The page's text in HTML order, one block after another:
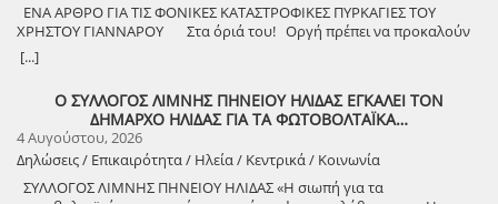
ΕΝΑ ΑΡΘΡΟ ΓΙΑ ΤΙΣ ΦΟΝΙΚΕΣ ΚΑΤΑΣΤΡΟΦΙΚΕΣ ΠΥΡΚΑΓΙΕΣ ΤΟΥ
ΧΡΗΣΤΟΥ ΓΙΑΝΝΑΡΟΥ Στα όριά του! Οργή πρέπει να προκαλούν
τα αναμασήματα του πρωθυπουργού και κυβερνητικών στελεχών,
που παίζουν την κασέτα της «κλιματικής αλλαγής» και της ατομικής
Αποκορύφωμα ήταν η δήλωση του υπουργού Πολιτικής Προστασίας,
ότι ο κρατικός μηχανισμός έχει φτάσει «στα όριά του», όταν πριν από
λίγους μήνες, η κυβέρνηση πανηγύριζε ότι η αντιπυρική περίοδος
ξεκινάει με τις καλύτερες δυνατές προϋποθέσεις! Χρειάστηκαν μόνο
λίγες εβδομάδες για να γίνει στάχτη το αφήγημα, με πέντε νεκρούς
[...]
Ο ΣΥΛΛΟΓΟΣ ΛΙΜΝΗΣ ΠΗΝΕΙΟΥ ΗΛΙΔΑΣ ΕΓΚΑΛΕΙ ΤΟΝ
ΔΗΜΑΡΧΟ ΗΛΙΔΑΣ ΓΙΑ ΤΑ ΦΩΤΟΒΟΛΤΑΪΚΑ…
4 Αυγούστου, 2026
Δηλώσεις / Επικαιρότητα / Ηλεία / Κεντρικά / Κοινωνία
ΣΥΛΛΟΓΟΣ ΛΙΜΝΗΣ ΠΗΝΕΙΟΥ ΗΛΙΔΑΣ «Η σιωπή για τα